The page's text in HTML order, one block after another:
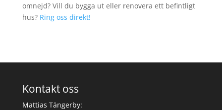
omnejd? Vill du bygga ut eller renovera ett befintligt
hus? Ring oss direkt!
Kontakt oss
Mattias Tängerby: